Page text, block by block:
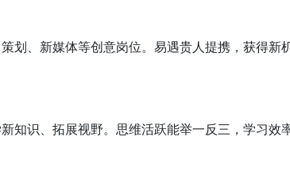
划、新媒体等创意岗位。易遇贵人提携，获得新
知识、拓展视野。思维活跃能举一反三，学习效